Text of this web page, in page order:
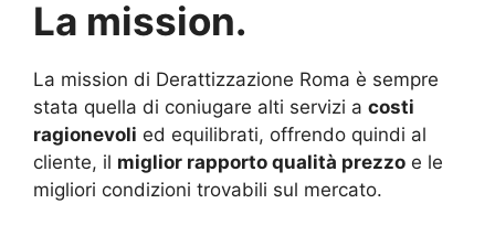
La mission.
La mission di Derattizzazione Roma è sempre
stata quella di coniugare alti servizi a costi
ragionevoli ed equilibrati, offrendo quindi al
cliente, il miglior rapporto qualità prezzo e le
migliori condizioni trovabili sul mercato.